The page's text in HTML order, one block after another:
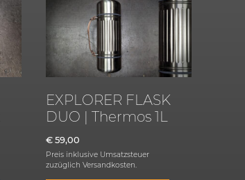
EXPLORER FLASK
DUO | Thermos 1L
€59,00
Preis inklusive Umsatzsteuer
zuzüglich Versandkosten.